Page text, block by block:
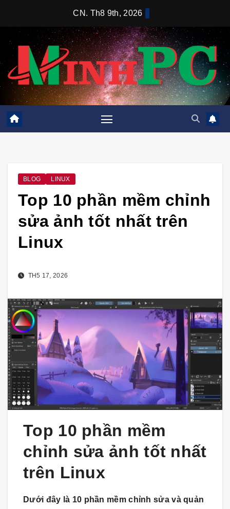
CN. Th8 9th, 2026
BLOG LINUX
Top 10 phần mềm chỉnh
sửa ảnh tốt nhất trên
Linux
TH5 17, 2026
Top 10 phần mềm
chỉnh sửa ảnh tốt nhất
trên Linux
Dưới đây là 10 phần mềm chỉnh sửa và quản